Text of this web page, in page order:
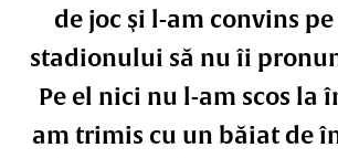
de joc şi l-am convins
stadionului să nu îi
Pe el nici nu l-am scos la
am trimis cu un băiat de